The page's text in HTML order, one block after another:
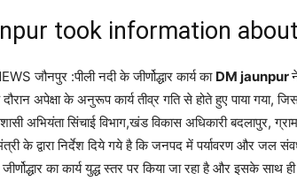
took information
जौनपुर :पीली नदी के जीर्णोद्धार कार्य का DM jaunpur
अपेक्षा के अनुरूप कार्य तीव्र गति से होते हुए पाया गया,
अभियंता सिंचाई विभाग,खंड विकास अधिकारी बदलापुर,
के द्वारा निर्देश दिये गये है कि जनपद में पर्यावरण और जल
का कार्य युद्ध स्तर पर किया जा रहा है और इसके